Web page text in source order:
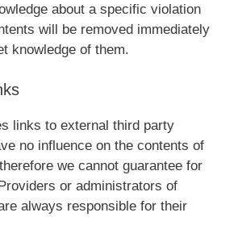
about a specific violation
will be removed immediately
knowledge of them.
links to external third party
no influence on the contents of
we cannot guarantee for
or administrators of
always responsible for their